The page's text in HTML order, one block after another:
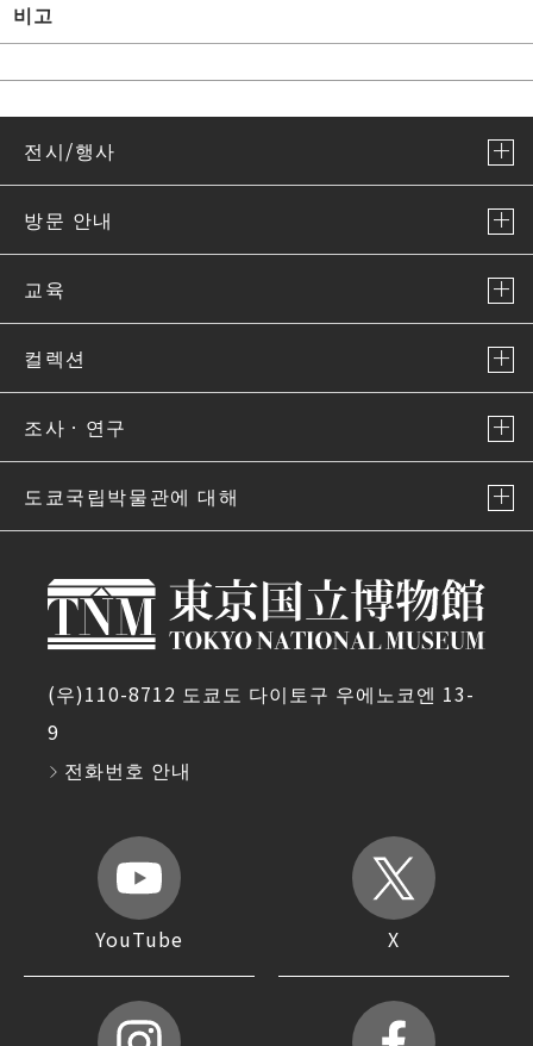
비고
전시/행사
방문 안내
교육
컬렉션
조사ㆍ연구
도쿄국립박물관에 대해
(우)110-8712 도쿄도 다이토구 우에노코엔 13-
9
전화번호 안내
YouTube X